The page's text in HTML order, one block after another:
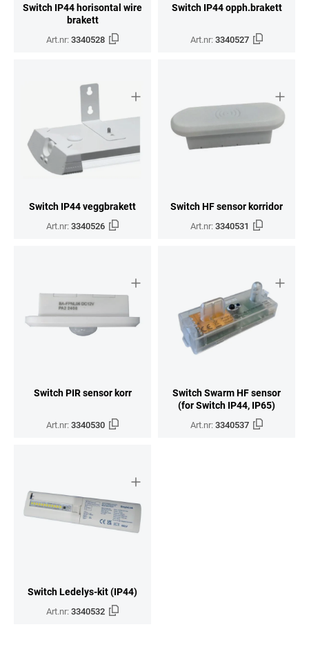
Switch IP44 horisontal wire
brakett
Art.nr:3340528
Switch IP44 opph.brakett
Art.nr:3340527
Switch IP44 veggbrakett
Art.nr:3340526
Switch HF sensor korridor
Art.nr:3340531
Switch PIR sensor korr
Art.nr:3340530
Switch Swarm HF sensor
(for Switch IP44, IP65)
Art.nr:3340537
Switch Ledelys-kit (IP44)
Art.nr:3340532